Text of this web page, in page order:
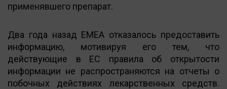
применявшего препарат.
Два года назад EMЕA отказалось предоставить
информацию, мотивируя его тем, что
действующие в ЕС правила об открытости
информации не распространяются на отчеты о
побочных действиях лекарственных средств.